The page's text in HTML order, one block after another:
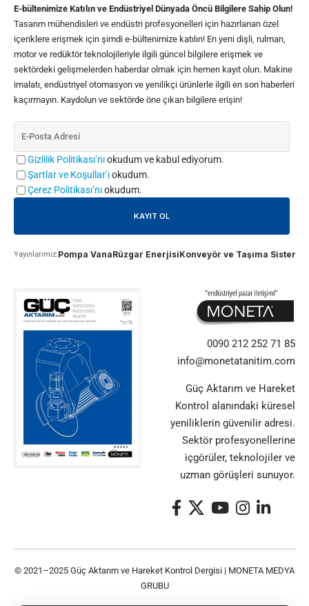
E-bültenimize Katılın ve Endüstriyel Dünyada Öncü Bilgilere Sahip Olun!
Tasarım mühendisleri ve endüstri profesyonelleri için hazırlanan özel
içeriklere erişmek için şimdi e-bültenimize katılın! En yeni dişli, rulman,
motor ve redüktör teknolojileriyle ilgili güncel bilgilere erişmek ve
sektördeki gelişmelerden haberdar olmak için hemen kayıt olun. Makine
imalatı, endüstriyel otomasyon ve yenilikçi ürünlerle ilgili en son haberleri
kaçırmayın. Kaydolun ve sektörde öne çıkan bilgilere erişin!
Gizlilik Politikası’nıokudum ve kabul ediyorum.
Şartlar ve Koşullar’ıokudum.
Çerez Politikası’nıokudum.
Yayınlarımız:Pompa VanaRüzgar EnerjisiKonveyör ve Taşıma
0090 212 252 71 85
info@monetatanitim.com
Güç Aktarım ve Hareket
Kontrol alanındaki küresel
yeniliklerin güvenilir adresi.
Sektör profesyonellerine
içgörüler, teknolojiler ve
uzman görüşleri sunuyor.
© 2021–2025 Güç Aktarım ve Hareket Kontrol Dergisi | MONETA MEDYA
GRUBU